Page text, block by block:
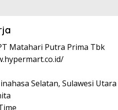
Matahari Putra Prima Tbk
Selatan, Sulawesi Utara